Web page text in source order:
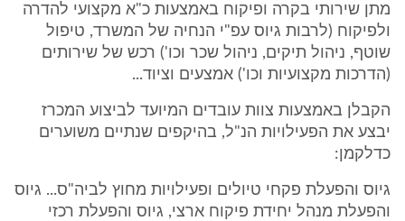
מתן שירותי בקרה ופיקוח באמצעות כ"א מקצועי להדרה
ולפיקוח (לרבות גיוס עפ"י הנחיה של המשרד, טיפול
שוטף, ניהול תיקים, ניהול שכר וכו') רכש של שירותים
(הדרכות מקצועיות וכו') אמצעים וציוד...
הקבלן באמצעות צוות עובדים המיועד לביצוע המכרז
יבצע את הפעילויות הנ"ל, בהיקפים שנתיים משוערים
כדלקמן:
גיוס והפעלת פקחי טיולים ופעילויות מחוץ לביה"ס... גיוס
והפעלת מנהל יחידת פיקוח ארצי, גיוס והפעלת רכזי